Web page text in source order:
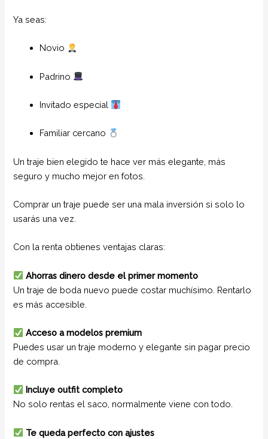
Ya seas:
Novio
Padrino
Invitado especial
Familiar cercano
Un traje bien elegido te hace ver más elegante, más
seguro y mucho mejor en fotos.
Comprar un traje puede ser una mala inversión si solo lo
usarás una vez.
Con la renta obtienes ventajas claras:
Ahorras dinero desde el primer momento
Un traje de boda nuevo puede costar muchísimo. Rentarlo
es más accesible.
Acceso a modelos premium
Puedes usar un traje moderno y elegante sin pagar precio
de compra.
Incluye outfit completo
No solo rentas el saco, normalmente viene con todo.
Te queda perfecto con ajustes